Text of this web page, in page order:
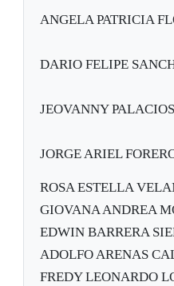
ANGELA PATRICIA
DARIO FELIPE
JEOVANNY
JORGE ARIEL
ROSA ESTELLA
GIOVANA ANDREA
EDWIN BARRERA
ADOLFO ARENAS
FREDY LEONARDO